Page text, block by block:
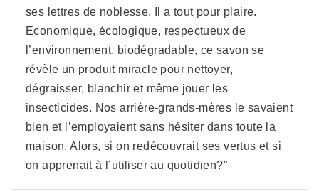
ses lettres de noblesse. Il a tout pour plaire.
Economique, écologique, respectueux de
l’environnement, biodégradable, ce savon se
révèle un produit miracle pour nettoyer,
dégraisser, blanchir et même jouer les
insecticides. Nos arrière-grands-mères le savaient
bien et l’employaient sans hésiter dans toute la
maison. Alors, si on redécouvrait ses vertus et si
on apprenait à l’utiliser au quotidien?”